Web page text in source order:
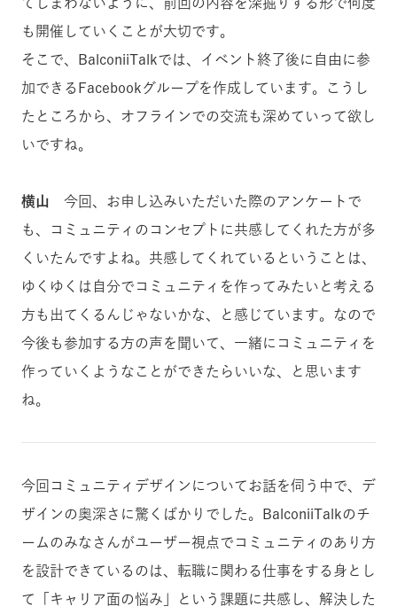
てしまわないように、前回の内容を深掘りする形で何度
も開催していくことが大切です。
そこで、BalconiiTalkでは、イベント終了後に自由に参
加できるFacebookグループを作成しています。こうし
たところから、オフラインでの交流も深めていって欲し
いですね。
横山 今回、お申し込みいただいた際のアンケートで
も、コミュニティのコンセプトに共感してくれた方が多
くいたんですよね。共感してくれているということは、
ゆくゆくは自分でコミュニティを作ってみたいと考える
方も出てくるんじゃないかな、と感じています。なので
今後も参加する方の声を聞いて、一緒にコミュニティを
作っていくようなことができたらいいな、と思います
ね。
今回コミュニティデザインについてお話を伺う中で、デ
ザインの奥深さに驚くばかりでした。BalconiiTalkのチ
ームのみなさんがユーザー視点でコミュニティのあり方
を設計できているのは、転職に関わる仕事をする身とし
て「キャリア面の悩み」という課題に共感し、解決した